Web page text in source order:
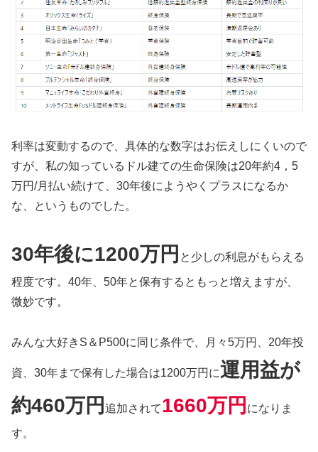
利率は変動するので、具体的な数字はお伝えしにくいので
すが、私の知っているドル建ての生命保険は20年約4，5
万円/月払い続けて、30年後にようやくプラスになるか
な、というものでした。
30年後に1200万円 と少しの利息がもらえる
程度です。40年、50年と保有するともっと増えますが、
微妙です。
みんな大好きS＆P500に同じ条件で、月々5万円、20年投
資、30年まで保有した場合は1200万円に運用益が
約460万円 追加されて1660万円 になりま
す。